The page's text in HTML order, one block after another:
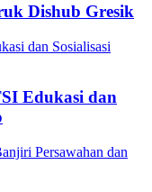
Dishub Gresik
Edukasi dan